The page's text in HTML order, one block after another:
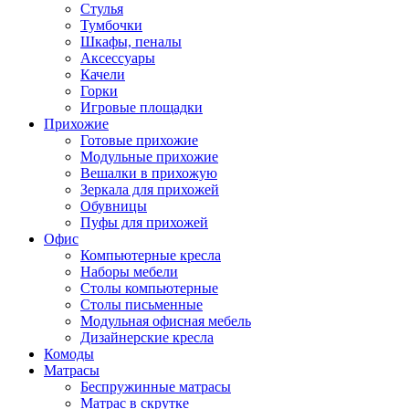
Стулья
Тумбочки
Шкафы, пеналы
Аксессуары
Качели
Горки
Игровые площадки
Прихожие
Готовые прихожие
Модульные прихожие
Вешалки в прихожую
Зеркала для прихожей
Обувницы
Пуфы для прихожей
Офис
Компьютерные кресла
Наборы мебели
Столы компьютерные
Столы письменные
Модульная офисная мебель
Дизайнерские кресла
Комоды
Матрасы
Беспружинные матрасы
Матрас в скрутке